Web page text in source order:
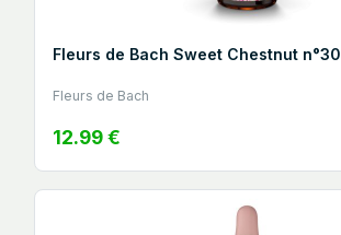
Fleurs de Bach Sweet Chestnut n°30
Fleurs de Bach
12.99 €